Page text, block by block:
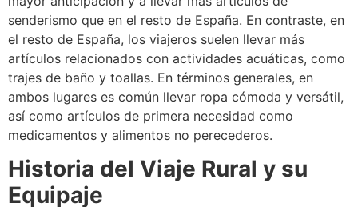
senderismo que en el resto de España. En contraste, en
el resto de España, los viajeros suelen llevar más
artículos relacionados con actividades acuáticas, como
trajes de baño y toallas. En términos generales, en
ambos lugares es común llevar ropa cómoda y versátil,
así como artículos de primera necesidad como
medicamentos y alimentos no perecederos.
Historia del Viaje Rural y su
Equipaje